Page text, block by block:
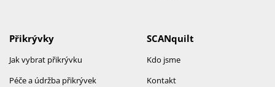
SCANquilt
Kdo jsme
Kontakt
Přikrývky
Jak vybrat přikrývku
Péče a údržba přikrývek